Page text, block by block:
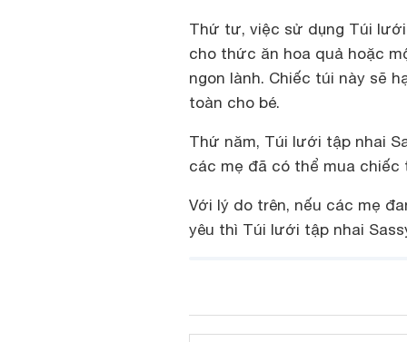
Thứ tư, việc sử dụng Túi
cho thức ăn hoa quả hoặc
ngon lành. Chiếc túi này sẽ
toàn cho bé.
Thứ năm, Túi lưới tập nhai
các mẹ đã có thể mua
Với lý do trên, nếu các mẹ
yêu thì Túi lưới tập nhai